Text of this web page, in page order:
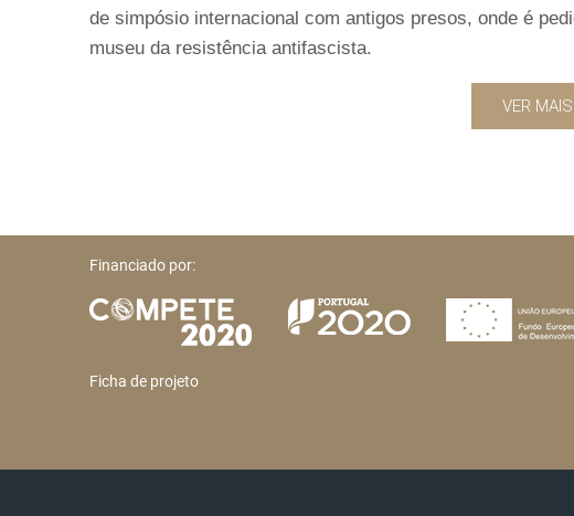
de simpósio internacional com antigos presos, onde é
museu da resistência antifascista.
VER MAIS
Financiado por:
Ficha de projeto